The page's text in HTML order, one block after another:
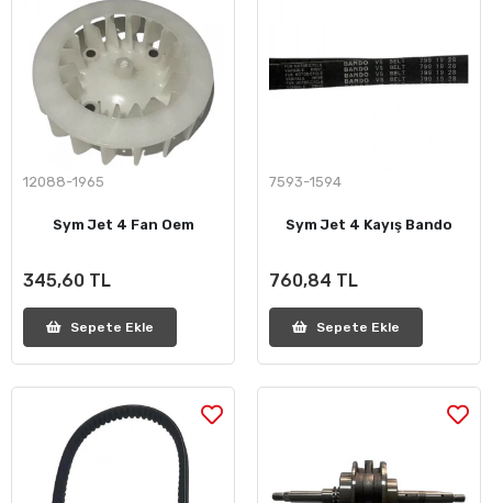
12088-1965
Sym Jet 4 Fan Oem
345,60 TL
Sepete Ekle
7593-1594
Sym Jet 4 Kayış Bando
760,84 TL
Sepete Ekle